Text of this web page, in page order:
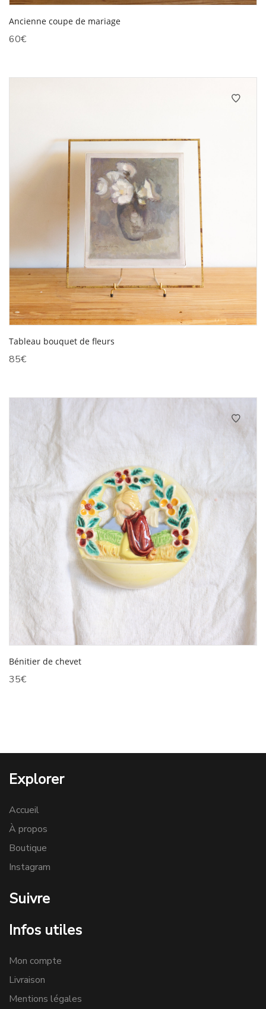
Ancienne coupe de mariage
60€
Tableau bouquet de fleurs
85€
Bénitier de chevet
35€
Explorer
Accueil
À propos
Boutique
Instagram
Suivre
Infos utiles
Mon compte
Livraison
Mentions légales